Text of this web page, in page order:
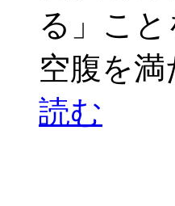
る」こ
空腹を
読む